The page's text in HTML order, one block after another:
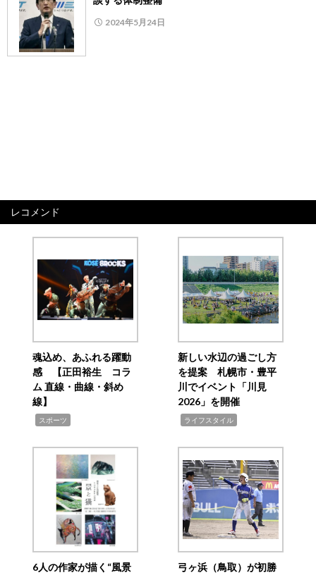
2024年5月24日
レコメンド
魂込め、あふれる躍動
感 【正田裕生 コラ
ム 直線・曲線・斜め
線】
スポーツ
新しい水辺の過ごし方
を提案 札幌市・豊平
川でイベント「川見
2026」を開催
ライフスタイル
6人の作家が描く“風景
弓ヶ浜（鳥取）が初勝